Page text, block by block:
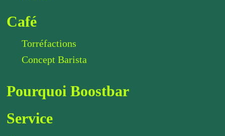
Café
Torréfactions
Concept Barista
Pourquoi Boostbar
Service